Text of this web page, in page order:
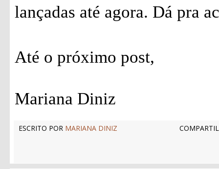
lançadas até agora. Dá pra
Até o próximo post,
Mariana Diniz
ESCRITO POR MARIANA DINIZ